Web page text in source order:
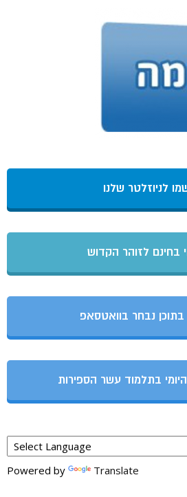
לניוזלטר שלנו
בחינם לזוהר הקדוש
נבחר בוואטסאפ
בתלמוד עשר הספירות
Powered by Translate